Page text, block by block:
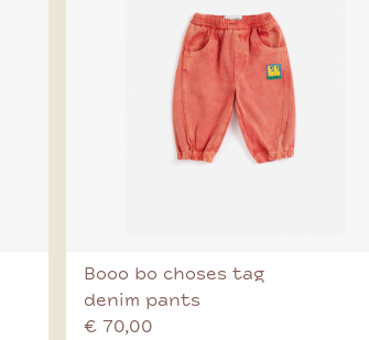
Booo bo choses tag
denim pants
€ 70,00